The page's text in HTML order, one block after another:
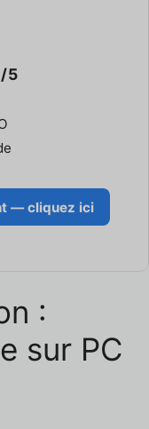
5
— cliquez ici
:
sur PC